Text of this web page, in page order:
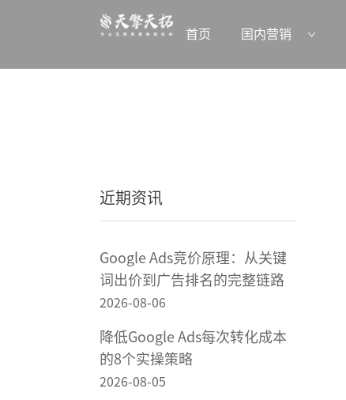
首页 国内营销
近期资讯
Google Ads竞价原理：从关键
词出价到广告排名的完整链路
2026-08-06
降低Google Ads每次转化成本
的8个实操策略
2026-08-05